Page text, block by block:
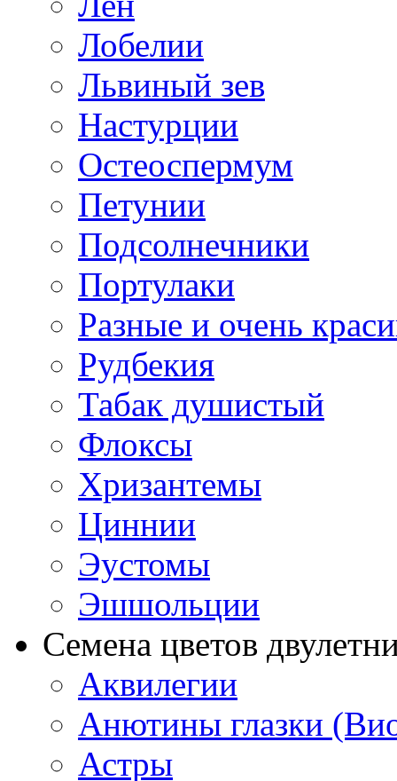
Лобелии
Львиный зев
Настурции
Остеоспермум
Петунии
Подсолнечники
Портулаки
Разные и очень
Рудбекия
Табак душистый
Флоксы
Хризантемы
Циннии
Эустомы
Эшшольции
Семена цветов
Аквилегии
Анютины глазки
Астры